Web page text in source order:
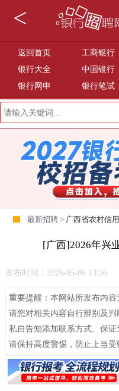
<
返回首页 工商银行
银行大全
中国银行
银行网申
银行笔试
最新招聘 > 广西省农村信
[广西]2026年兴
发布时间：2026-05-06 13:56
重要提醒：本网站所发布内容
请您对相关内容自行辨别及
私自告知添加联系方式、保证
请保持高度警惕，防止上当受